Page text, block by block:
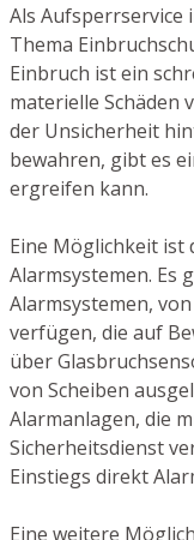
Als Aufsperrservice
Thema
Einbruch ist ein
materielle Schäden
der Unsicherheit
bewahren, gibt es
ergreifen kann.
Eine Möglichkeit ist
Alarmsystemen. Es
Alarmsystemen,
verfügen, die auf
über
von Scheiben
Alarmanlagen, die
Sicherheitsdienst
Einstiegs direkt
Eine weitere